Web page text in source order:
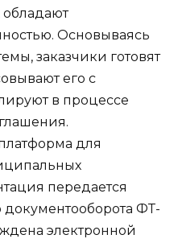
Основываясь
заказчики готовят
его с
в процессе
для
передается
документооборота ФТ-
электронной